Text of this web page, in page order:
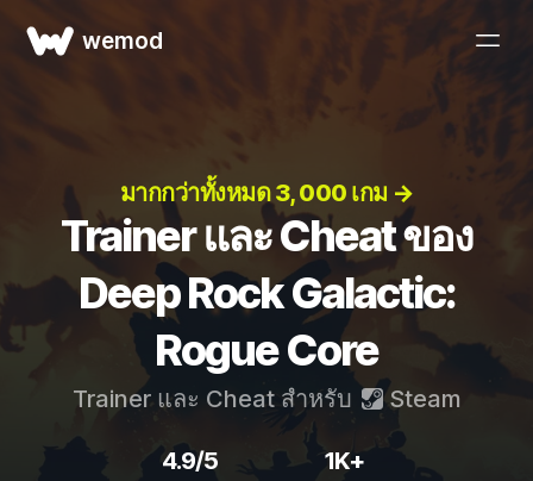
wemod
มากกว่าทั้งหมด 3, 000 เกม →
Trainer และ Cheat ของ
Deep Rock Galactic:
Rogue Core
Trainer และ Cheat สำหรับ Steam
4.9/5 1K+